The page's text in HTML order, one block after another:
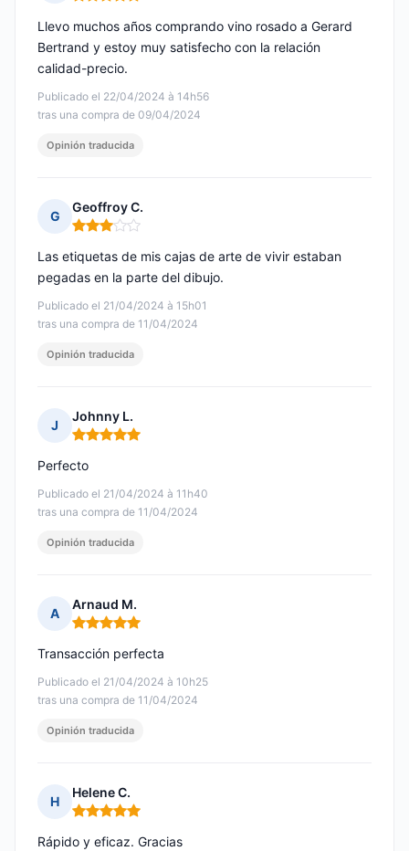
Publicado el 22/04/2024 à 14h56
tras una compra de 09/04/2024
Llevo muchos años comprando vino rosado a Gerard
Bertrand y estoy muy satisfecho con la relación
calidad-precio.
Opinión traducida
G
Geoffroy C.
Nota: 3 de 5
Publicado el 21/04/2024 à 15h01
tras una compra de 11/04/2024
Las etiquetas de mis cajas de arte de vivir estaban
pegadas en la parte del dibujo.
Opinión traducida
J
Johnny L.
Nota: 5 de 5
Publicado el 21/04/2024 à 11h40
tras una compra de 11/04/2024
Perfecto
Opinión traducida
A
Arnaud M.
Nota: 5 de 5
Publicado el 21/04/2024 à 10h25
tras una compra de 11/04/2024
Transacción perfecta
Opinión traducida
H
Helene C.
Nota: 5 de 5
Rápido y eficaz. Gracias